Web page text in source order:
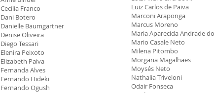
Cecília Franco
Dani Botero
Danielle Baumgartner
Denise Oliveira
Diego Tessari
Elenira Peixoto
Elizabeth Paiva
Fernanda Alves
Fernando Hideki
Fernando Ogush
Luiz Carlos de Paiva
Marconi Araponga
Marcus Moreno
Maria Aparecida Andrade
Mario Casale Neto
Milena Pitombo
Morgana Magalhães
Moysés Neto
Nathalia Triveloni
Odair Fonseca